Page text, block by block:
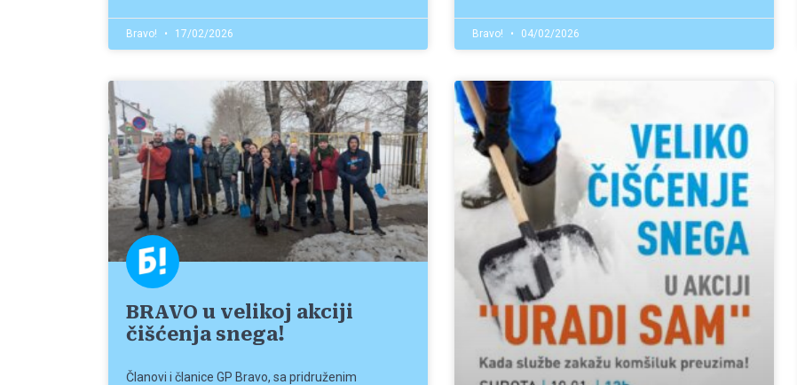
Bravo! 17/02/2026 Bravo! 04/02/2026
BRAVO u velikoj akciji
čišćenja snega!
Članovi i članice GP Bravo, sa pridruženim